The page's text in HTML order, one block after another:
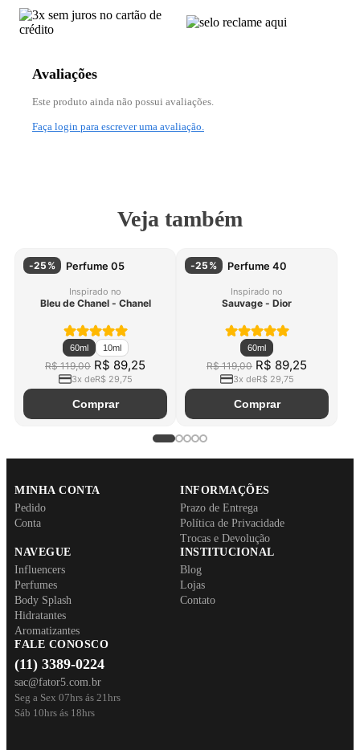
Avaliações
Este produto ainda não possui avaliações.
Faça login para escrever uma avaliação.
Veja também
-25 % Perfume 05
Inspirado no
Bleu de Chanel - Chanel
60ml 10ml
Original price:
R$ 119,00 Price:
R$ 89,25
3x deR$ 29,75
Comprar
-25 % Perfume 40
Inspirado no
Sauvage - Dior
60ml
Original price:
R$ 119,00 Price:
R$ 89,25
3x deR$ 29,75
Comprar
MINHA CONTA
Pedido
Conta
INFORMAÇÕES
Prazo de Entrega
Política de Privacidade
Trocas e Devolução
NAVEGUE
Influencers
Perfumes
Body Splash
Hidratantes
Aromatizantes
INSTITUCIONAL
Blog
Lojas
Contato
FALE CONOSCO
(11) 3389-0224
sac@fator5.com.br
Seg a Sex 07hrs ás 21hrs
Sáb 10hrs ás 18hrs